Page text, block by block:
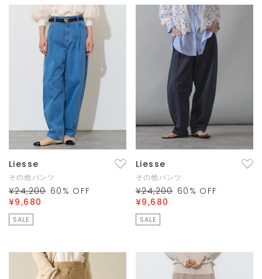
Liesse
その他パンツ
¥24,200 60 % OFF
¥9,680
SALE
Liesse
その他パンツ
¥24,200 60 % OFF
¥9,680
SALE